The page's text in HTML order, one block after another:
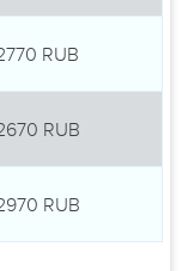
RUB
RUB
RUB